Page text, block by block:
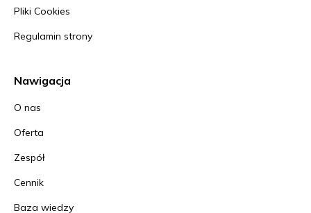
Pliki Cookies
Regulamin strony
Nawigacja
O nas
Oferta
Zespół
Cennik
Baza wiedzy